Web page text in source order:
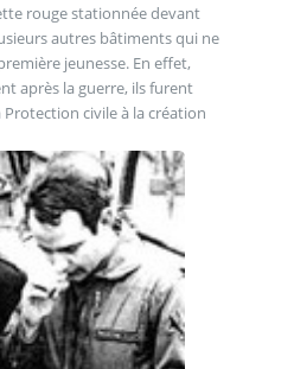
rouge stationnée devant
autres bâtiments qui ne
jeunesse. En effet,
après la guerre, ils furent
civile à la création